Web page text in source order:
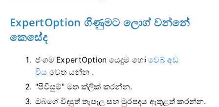
ExpertOption ගිණුමට ලොග් වන්නේ
කෙසේද
ජංගම ExpertOption යෙදුම හෝවෙබ් අඩ
විය වෙත යන්න .
"පිවිසුම්" මත ක්ලික් කරන්න.
ඔබගේ විද්‍යුත් තැපෑල සහ මුරපදය ඇතුළත් කරන්න.